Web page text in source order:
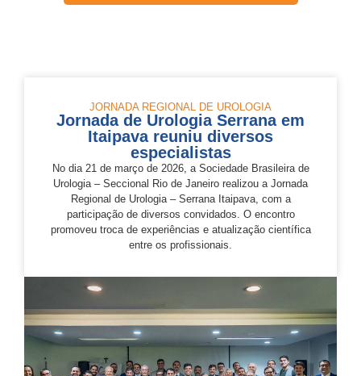
JORNADA REGIONAL DE UROLOGIA
Jornada de Urologia Serrana em
Itaipava reuniu diversos
especialistas
No dia 21 de março de 2026, a Sociedade Brasileira de
Urologia – Seccional Rio de Janeiro realizou a Jornada
Regional de Urologia – Serrana Itaipava, com a
participação de diversos convidados. O encontro
promoveu troca de experiências e atualização científica
entre os profissionais.